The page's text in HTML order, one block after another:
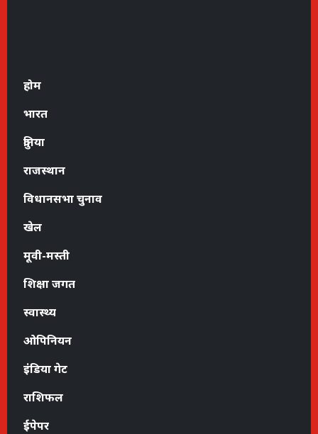
होम
भारत
दुनिया
राजस्थान
विधानसभा चुनाव
खेल
मूवी-मस्ती
शिक्षा जगत
स्वास्थ्य
ओपिनियन
इंडिया गेट
राशिफल
ईपेपर